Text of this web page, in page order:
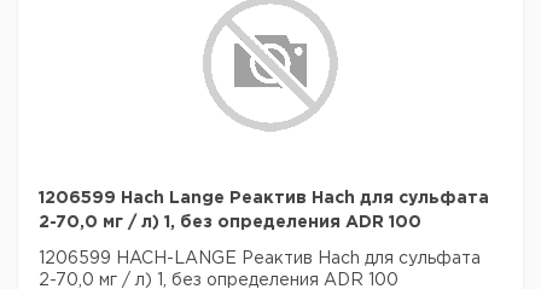
1206599 Hach Lange Реактив Hach для сульфата
2-70,0 мг / л) 1, без определения ADR 100
1206599 HACH-LANGE Реактив Hach для сульфата
2-70,0 мг / л) 1, без определения ADR 100